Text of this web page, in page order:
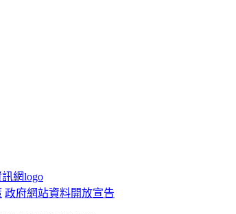
政府網站資料開放宣告